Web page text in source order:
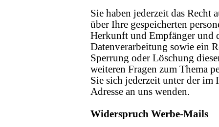
Sie haben jederzeit das
über Ihre gespeicherten
Herkunft und Empfänger und
Datenverarbeitung sowie ein
Sperrung oder Löschung
weiteren Fragen zum Thema
Sie sich jederzeit unter der im
Adresse an uns wenden.
Widerspruch Werbe-Mails